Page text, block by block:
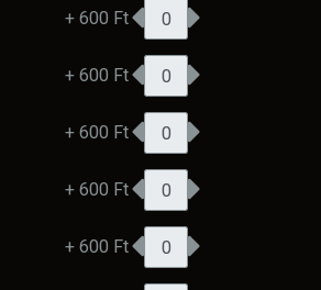
+ 600 Ft
+ 600 Ft
+ 600 Ft
+ 600 Ft
+ 600 Ft